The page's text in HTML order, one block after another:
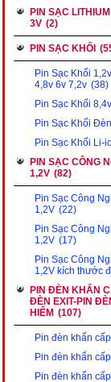
PIN SẠC
3V (2)
PIN SẠC KHỐI
Pin Sạc Khối
4,8v 6v 7,2v (38)
Pin Sạc Khối
Pin Sạc Khối
Pin Sạc Khối Li-
PIN SẠC CÔNG
1,2V (82)
Pin Sạc Công
1,2V (22)
Pin Sạc Công
1,2V (17)
Pin Sạc Công
1,2V kích thước
PIN ĐÈN KHẨN
ĐÈN EXIT-PIN
HIỂM (107)
Pin đèn khẩn
Pin đèn khẩn
Pin đèn khẩn